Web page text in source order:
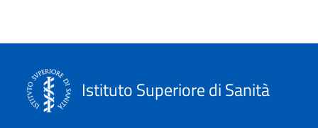
Istituto Superiore di Sanità